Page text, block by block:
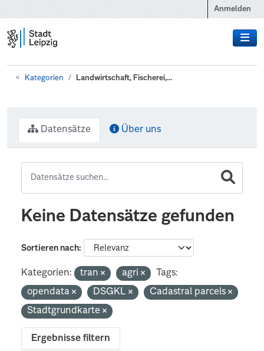
Anmelden
Kategorien Landwirtschaft, Fischerei,...
Datensätze Über uns
Keine Datensätze gefunden
Sortieren nach
Kategorien: tran agri
Tags:
opendata
DSGKL
Cadastral parcels
Stadtgrundkarte
Ergebnisse filtern